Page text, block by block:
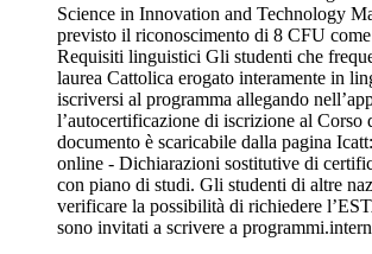
Science in Innovation and Technology
previsto il riconoscimento di 8 CFU
Requisiti linguistici Gli studenti che
laurea Cattolica erogato interamente in
iscriversi al programma allegando
l’autocertificazione di iscrizione al Corso
documento è scaricabile dalla pagina
online - Dichiarazioni sostitutive di
con piano di studi. Gli studenti di altre
verificare la possibilità di richiedere
sono invitati a scrivere a